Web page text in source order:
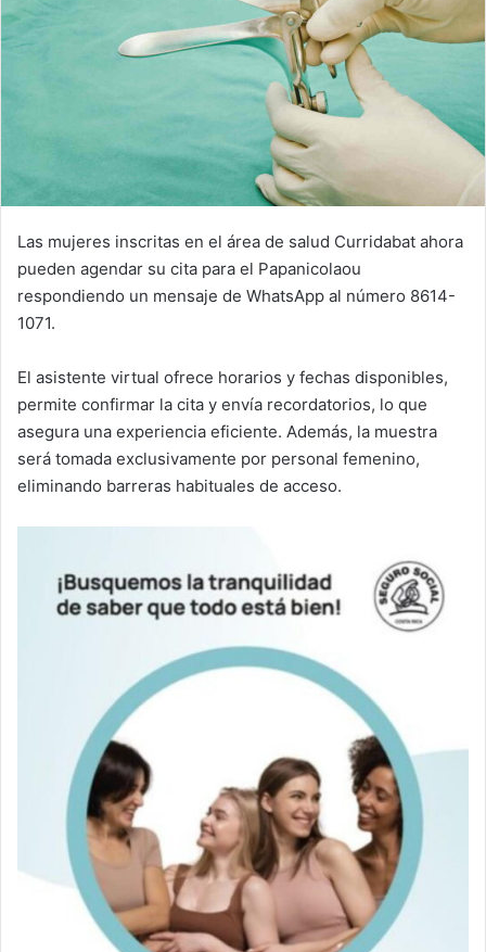
Las mujeres inscritas en el área de salud Curridabat ahora
pueden agendar su cita para el Papanicolaou
respondiendo un mensaje de WhatsApp al número 8614-
1071.
El asistente virtual ofrece horarios y fechas disponibles,
permite confirmar la cita y envía recordatorios, lo que
asegura una experiencia eficiente. Además, la muestra
será tomada exclusivamente por personal femenino,
eliminando barreras habituales de acceso.